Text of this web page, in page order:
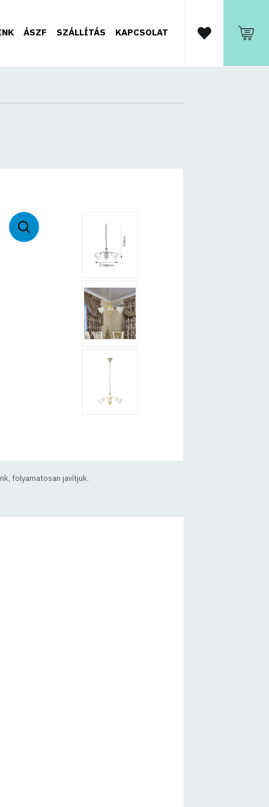
ÁSZF SZÁLLÍTÁS KAPCSOLAT
folyamatosan javítjuk.